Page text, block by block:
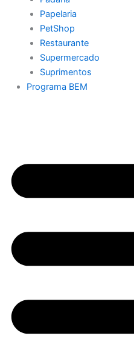
Papelaria
PetShop
Restaurante
Supermercado
Suprimentos
Programa BEM